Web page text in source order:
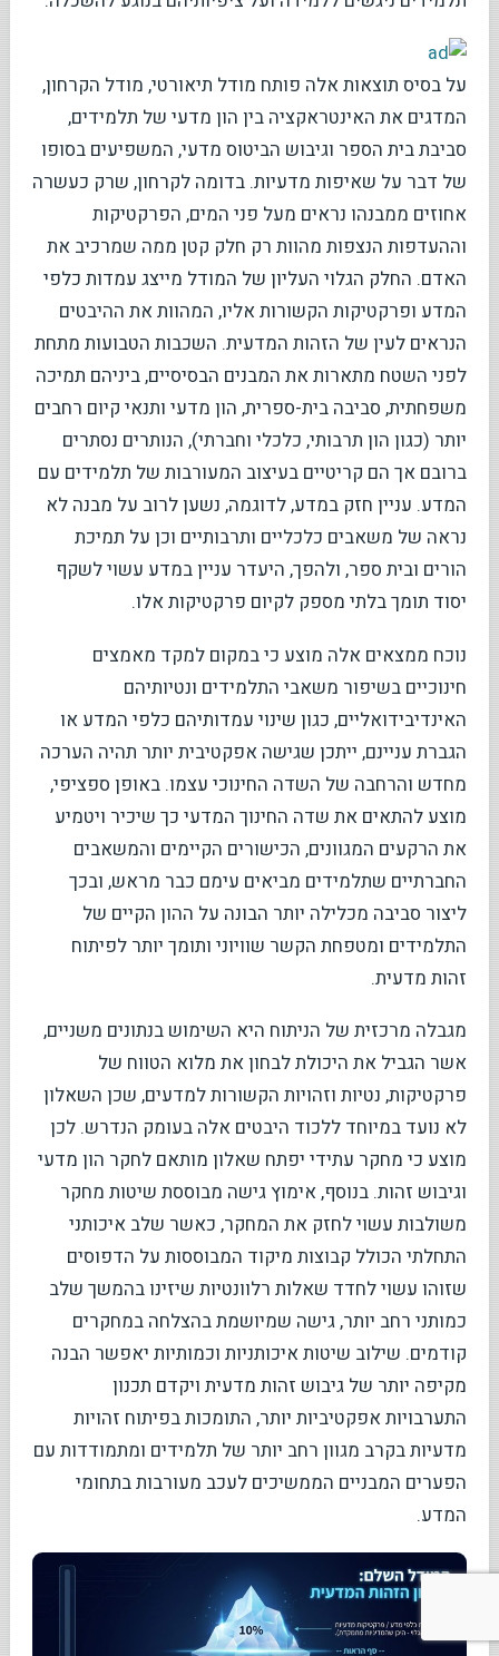
על בסיס תוצאות אלה פותח מודל תיאורטי, מודל הקרחון,
המדגים את האינטראקציה בין הון מדעי של תלמידים,
סביבת בית הספר וגיבוש הביטוס מדעי, המשפיעים בסופו
של דבר על שאיפות מדעיות. בדומה לקרחון, שרק כעשרה
אחוזים ממבנהו נראים מעל פני המים, הפרקטיקות
וההעדפות הנצפות מהוות רק חלק קטן ממה שמרכיב את
האדם. החלק הגלוי העליון של המודל מייצג עמדות כלפי
המדע ופרקטיקות הקשורות אליו, המהוות את ההיבטים
הנראים לעין של הזהות המדעית. השכבות הטבועות מתחת
לפני השטח מתארות את המבנים הבסיסיים, ביניהם תמיכה
משפחתית, סביבה בית-ספרית, הון מדעי ותנאי קיום רחבים
יותר (כגון הון תרבותי, כלכלי וחברתי), הנותרים נסתרים
ברובם אך הם קריטיים בעיצוב המעורבות של תלמידים עם
המדע. עניין חזק במדע, לדוגמה, נשען לרוב על מבנה לא
נראה של משאבים כלכליים ותרבותיים וכן על תמיכת
הורים ובית ספר, ולהפך, היעדר עניין במדע עשוי לשקף
יסוד תומך בלתי מספק לקיום פרקטיקות אלו.
נוכח ממצאים אלה מוצע כי במקום למקד מאמצים
חינוכיים בשיפור משאבי התלמידים ונטיותיהם
האינדיבידואליים, כגון שינוי עמדותיהם כלפי המדע או
הגברת עניינם, ייתכן שגישה אפקטיבית יותר תהיה הערכה
מחדש והרחבה של השדה החינוכי עצמו. באופן ספציפי,
מוצע להתאים את שדה החינוך המדעי כך שיכיר ויטמיע
את הרקעים המגוונים, הכישורים הקיימים והמשאבים
החברתיים שתלמידים מביאים עימם כבר מראש, ובכך
ליצור סביבה מכלילה יותר הבונה על ההון הקיים של
התלמידים ומטפחת הקשר שוויוני ותומך יותר לפיתוח
זהות מדעית.
מגבלה מרכזית של הניתוח היא השימוש בנתונים משניים,
אשר הגביל את היכולת לבחון את מלוא הטווח של
פרקטיקות, נטיות וזהויות הקשורות למדעים, שכן השאלון
לא נועד במיוחד ללכוד היבטים אלה בעומק הנדרש. לכן
מוצע כי מחקר עתידי יפתח שאלון מותאם לחקר הון מדעי
וגיבוש זהות. בנוסף, אימוץ גישה מבוססת שיטות מחקר
משולבות עשוי לחזק את המחקר, כאשר שלב איכותני
התחלתי הכולל קבוצות מיקוד המבוססות על הדפוסים
שזוהו עשוי לחדד שאלות רלוונטיות שיזינו בהמשך שלב
כמותני רחב יותר, גישה שמיושמת בהצלחה במחקרים
קודמים. שילוב שיטות איכותניות וכמותיות יאפשר הבנה
מקיפה יותר של גיבוש זהות מדעית ויקדם תכנון
התערבויות אפקטיביות יותר, התומכות בפיתוח זהויות
מדעיות בקרב מגוון רחב יותר של תלמידים ומתמודדות עם
הפערים המבניים הממשיכים לעכב מעורבות בתחומי
המדע.